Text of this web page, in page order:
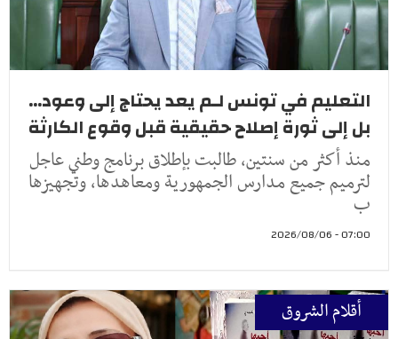
التعليم في تونس لـم يعد يحتاج إلى وعود...
بل إلى ثورة إصلاح حقيقية قبل وقوع الكارثة
منذ أكثر من سنتين، طالبت بإطلاق برنامج وطني عاجل
لترميم جميع مدارس الجمهورية ومعاهدها، وتجهيزها
ب
07:00 - 2026/08/06
أقلام الشروق